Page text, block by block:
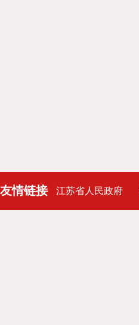
友情链接 江苏省人民政府